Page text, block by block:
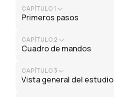
CAPÍTULO 1
Primeros pasos
CAPÍTULO 2
Cuadro de mandos
CAPÍTULO 3
Vista general del estudio